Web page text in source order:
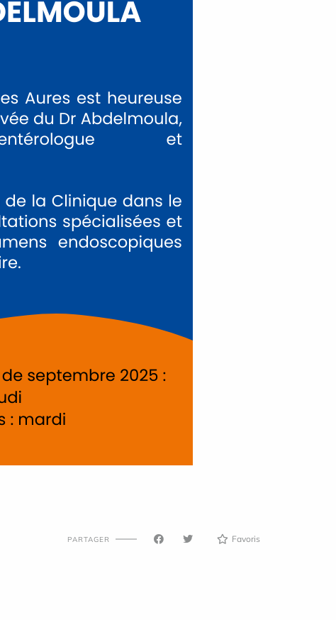
PARTAGER Favoris